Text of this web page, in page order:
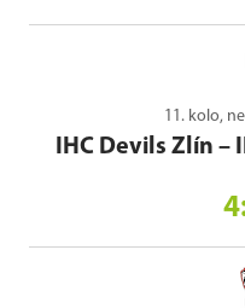
11. kolo,
IHC Devils Zlín –